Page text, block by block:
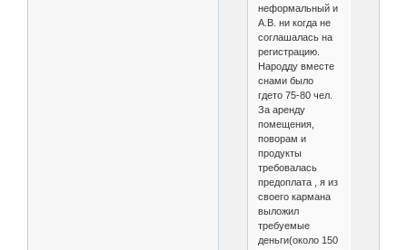
неформальный и
А.В. ни когда не
соглашалась на
регистрацию.
Народду вместе
снами было
гдето 75-80 чел.
За аренду
помещения,
поворам и
продукты
требовалась
предоплата , я из
своего кармана
выложил
требуемые
деньги(около 150